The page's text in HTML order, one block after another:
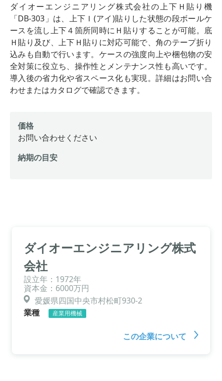
ダイオーエンジニアリング株式会社の上下Ｈ貼り機
「DB-303」は、上下Ｉ(アイ)貼りした状態の段ボールケ
ースを流し上下４箇所同時にＨ貼りすることが可能。底
Ｈ貼り及び、上下Ｈ貼りに対応可能で、角のテープ折り
込みも自動で行います。ケースの強度向上や梱包物の安
全対策に役立ち、操作性とメンテナンス性も高いです。
導入後の省力化や省スペース化も実現。詳細はお問い合
わせまたはカタログで確認できます。
価格
お問い合わせください
納期の目安
ダイオーエンジニアリング株式
会社
設立年：1972年
資本金：6000万円
愛媛県四国中央市村松町930-2
業種
産業用機械
この企業について